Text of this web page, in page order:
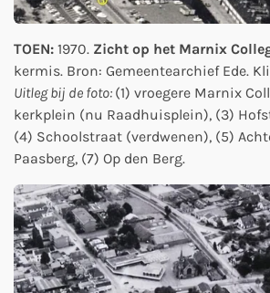
TOEN: 1970. Zicht op het Marnix
kermis. Bron: Gemeentearchief Ede.
Uitleg bij de foto: (1) vroegere Marnix
kerkplein (nu Raadhuisplein), (3)
(4) Schoolstraat (verdwenen), (5)
Paasberg, (7) Op den Berg.